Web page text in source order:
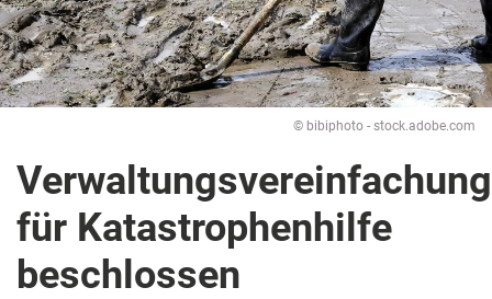
© bibiphoto - stock.adobe.com
Verwaltungsvereinfachung
für Katastrophenhilfe
beschlossen